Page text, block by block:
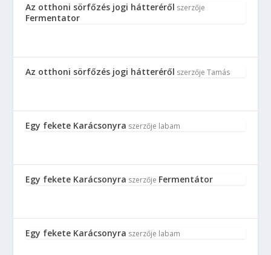
Az otthoni sörfőzés jogi hátteréről szerzője
Fermentator
Az otthoni sörfőzés jogi hátteréről szerzőjeTamás
Egy fekete Karácsonyra szerzője labam
Egy fekete Karácsonyra szerzője Fermentátor
Egy fekete Karácsonyra szerzője labam